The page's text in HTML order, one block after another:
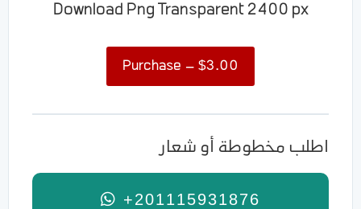
Download Png Transparent 2400 px
$3.00 – Purchase
اطلب مخطوطة أو شعار
+201115931876